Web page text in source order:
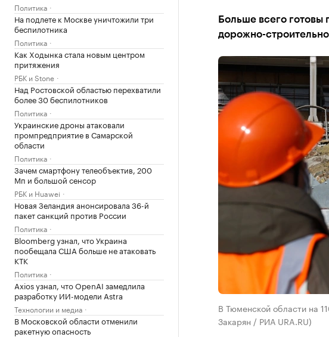
Политика
На подлете к Москве уничтожили три
беспилотника
Политика
Как Ходынка стала новым центром
притяжения
РБК и Stone
Над Ростовской областью перехватили
более 30 беспилотников
Политика
Украинские дроны атаковали
промпредприятие в Самарской
области
Политика
Зачем смартфону телеобъектив, 200
Мп и большой сенсор
РБК и Huawei
Новая Зеландия анонсировала 36-й
пакет санкций против России
Политика
Bloomberg узнал, что Украина
пообещала США больше не атаковать
КТК
Политика
Axios узнал, что OpenAI замедлила
разработку ИИ-модели Astra
Технологии и медиа
В Московской области отменили
ракетную опасность
Больше всего готовы
дорожно-
В Тюменской области на
Закарян / РИА URA.RU)